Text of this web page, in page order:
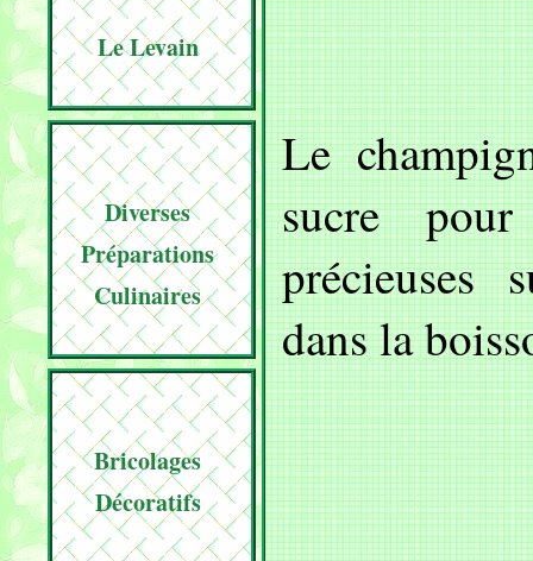
Le Levain
Diverses
Préparations
Culinaires
Bricolages
Décoratifs
Le
sucre
précieuses
dans la